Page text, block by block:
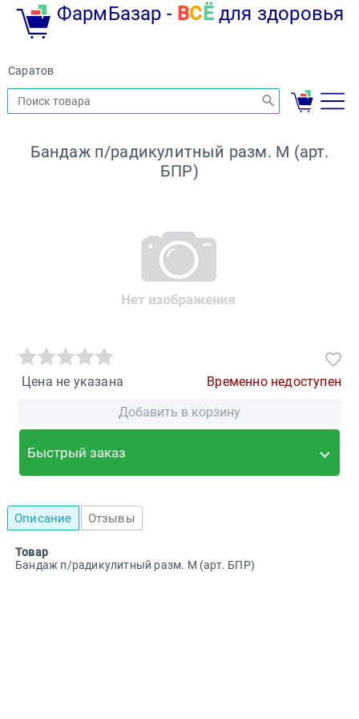
ФармБазар - ВС Ёдля здоровья
Саратов
Бандаж п/радикулитный разм. M (арт.
БПР)
Цена не указана
Временно недоступен
Добавить в корзину
Быстрый заказ
Описание Отзывы
Товар
Бандаж п/радикулитный разм. M (арт. БПР)